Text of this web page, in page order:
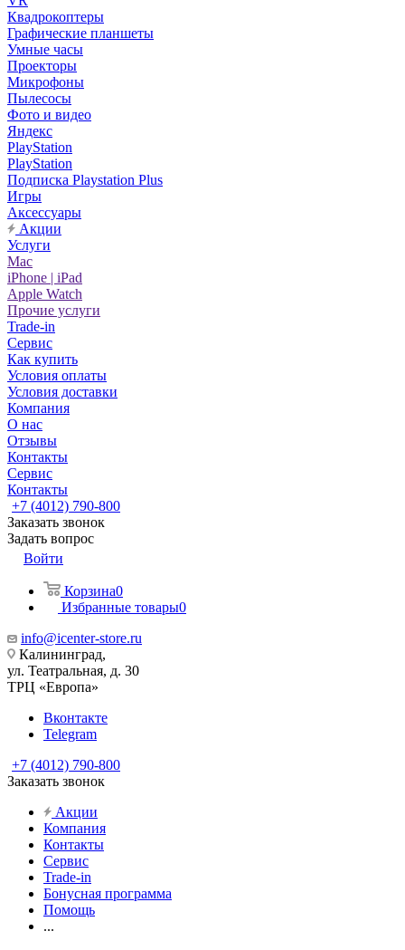
Квадрокоптеры
Графические планшеты
Умные часы
Проекторы
Микрофоны
Пылесосы
Фото и видео
Яндекс
PlayStation
PlayStation
Подписка Playstation Plus
Игры
Аксессуары
Акции
Услуги
Mac
iPhone | iPad
Apple Watch
Прочие услуги
Trade-in
Сервис
Как купить
Условия оплаты
Условия доставки
Компания
О нас
Отзывы
Контакты
Сервис
Контакты
+7 (4012) 790-800
Заказать звонок
Задать вопрос
Войти
Корзина0
Избранные товары0
info@icenter-store.ru
Калининград,
ул. Театральная, д. 30
ТРЦ «Европа»
Вконтакте
Telegram
+7 (4012) 790-800
Заказать звонок
Акции
Компания
Контакты
Сервис
Trade-in
Бонусная программа
Помощь
...